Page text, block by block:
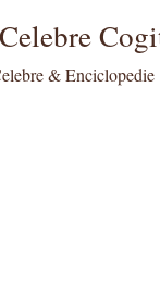
& Enciclopedie